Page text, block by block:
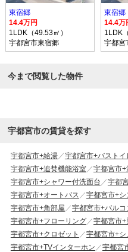
東宿郷
14.4万円
1LDK（49.53㎡）
宇都宮市東宿郷
東宿郷
14.4万
1LDK
宇都宮
今まで閲覧した物件
宇都宮市の賃貸を探す
宇都宮市+給湯 宇都宮市+バストイ
宇都宮市+追焚機能浴室
宇都宮市
宇都宮市+シャワー付洗面台
宇都
宇都宮市+オートバス
宇都宮市+
宇都宮市+角部屋
宇都宮市+バルコ
宇都宮市+フローリング
宇都宮市+
宇都宮市+クロゼット
宇都宮市+シ
宇都宮市+TVインターホン
宇都宮